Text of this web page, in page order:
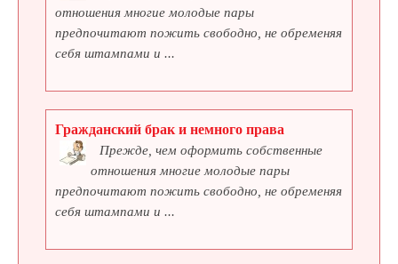
отношения многие молодые пары
предпочитают пожить свободно, не обременяя
себя штампами и ...
Гражданский брак и немного права
Прежде, чем оформить собственные
отношения многие молодые пары
предпочитают пожить свободно, не обременяя
себя штампами и ...